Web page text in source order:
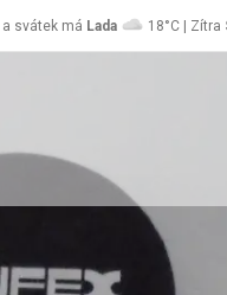
a svátek má Lada 18°C | Zítra